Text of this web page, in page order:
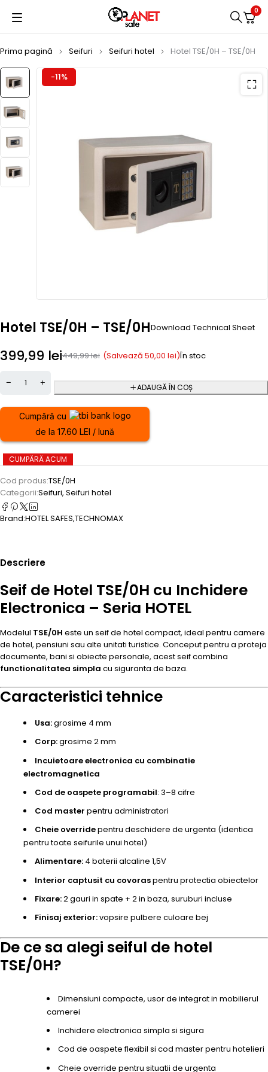
0
Prima pagină Seifuri Seifuri hotel Hotel TSE/0H – TSE/0H
-11%
Hotel TSE/0H – TSE/0HDownload Technical Sheet
449,99lei
399,99 lei (Salvează 50,00 lei)În stoc
ADAUGĂ ÎN COȘ
Cumpără cu
de la 17.60 LEI / lună
CUMPĂRĂ ACUM
Cod produs:TSE/0H
Categorii:Seifuri, Seifuri hotel
Brand:HOTEL SAFES,TECHNOMAX
Descriere
Seif de Hotel TSE/0H cu Inchidere
Electronica – Seria HOTEL
Modelul TSE/0H este un seif de hotel compact, ideal pentru camere
de hotel, pensiuni sau alte unitati turistice. Conceput pentru a proteja
documente, bani si obiecte personale, acest seif combina
functionalitatea simpla cu siguranta de baza.
Caracteristici tehnice
Usa:grosime 4 mm
Corp:grosime 2 mm
Incuietoare electronica cu combinatie
electromagnetica
Cod de oaspete programabil: 3–8 cifre
Cod master pentru administratori
Cheie overridepentru deschidere de urgenta (identica
pentru toate seifurile unui hotel)
Alimentare: 4 baterii alcaline 1,5V
Interior captusit cu covoraspentru protectia obiectelor
Fixare:2 gauri in spate + 2 in baza, suruburi incluse
Finisaj exterior:vopsire pulbere culoare bej
De ce sa alegi seiful de hotel
TSE/0H?
Dimensiuni compacte, usor de integrat in mobilierul
camerei
Inchidere electronica simpla si sigura
Cod de oaspete flexibil si cod master pentru hotelieri
Cheie override pentru situatii de urgenta